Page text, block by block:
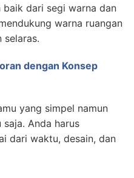
baik dari segi warna dan
warna ruangan
selaras.
dengan Konsep
yang simpel namun
Anda harus
dari waktu, desain, dan